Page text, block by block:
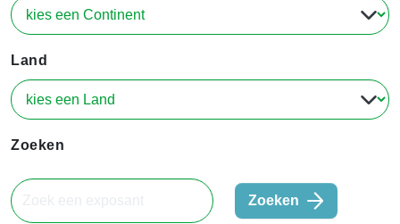
Land
Zoeken
Zoeken